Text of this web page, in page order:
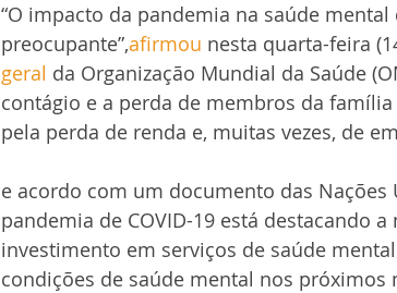
“O impacto da pandemia na saúde
preocupante”,afirmou nesta quarta-feira
geral da Organização Mundial da Saúde
contágio e a perda de membros da
pela perda de renda e, muitas vezes, de
e acordo com um documento das
pandemia de COVID-19 está destacando
investimento em serviços de saúde
condições de saúde mental nos próximos